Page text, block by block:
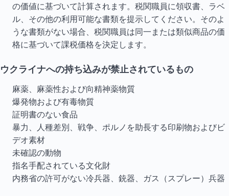
の価値に基づいて計算されます。税関職員に領収書、ラベ
ル、その他の利用可能な書類を提示してください。そのよ
うな書類がない場合、税関職員は同一または類似商品の価
格に基づいて課税価格を決定します。
ウクライナへの持ち込みが禁止されているもの
麻薬、麻薬性および向精神薬物質
爆発物および有毒物質
証明書のない食品
暴力、人種差別、戦争、ポルノを助長する印刷物およびビ
デオ素材
未確認の動物
指名手配されている文化財
内務省の許可がない冷兵器、銃器、ガス（スプレー）兵器